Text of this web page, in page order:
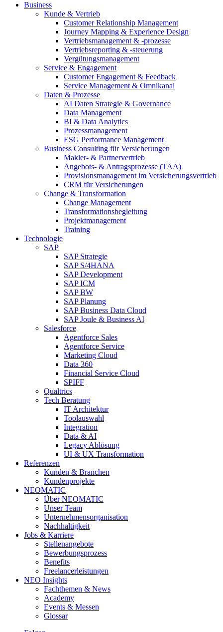
Business
Kunde & Vertrieb
Customer Relationship Management
Journey Mapping & Experience Design
Vertriebsmanagement & -prozesse
Vertriebsreporting & -steuerung
Vergütungsmanagement
Service & Engagement
Customer Engagement & Feedback
Service Management & Omnikanal
Daten & Prozesse
AI Daten Strategie & Governance
Data Management
BI & Data Analytics
Prozessmanagement
ESG Performance Management
Business Consulting für Versicherungen
Makler- & Partnervertrieb
Angebots- & Antragsprozesse (TAA)
Provisionsmanagement im Versicherungsvertrieb
CRM für Versicherungen
Change & Transformation
Change Management
Transformationsbegleitung
Projektmanagement
Training
Technologie
SAP
SAP Strategie
SAP S/4HANA
SAP Development
SAP ICM
SAP BW
SAP Planung
SAP Business Data Cloud
SAP Joule & Business AI
Salesforce
Agentforce Sales
Agentforce Service
Marketing Cloud
Data 360
Financial Service Cloud
SPIFF
Qualtrics
Tech Beratung
IT Architektur
Toolauswahl
Integration
Data & AI
Legacy Ablösung
UI & UX Transformation
Referenzen
Kunden & Branchen
Kundenprojekte
NEOMATIC
Über NEOMATIC
Unser Team
Unternehmensorganisation
Nachhaltigkeit
Jobs & Karriere
Stellenangebote
Bewerbungsprozess
Benefits
Freelancerleistungen
NEO Insights
Fachthemen & News
Academy
Events & Messen
Glossar